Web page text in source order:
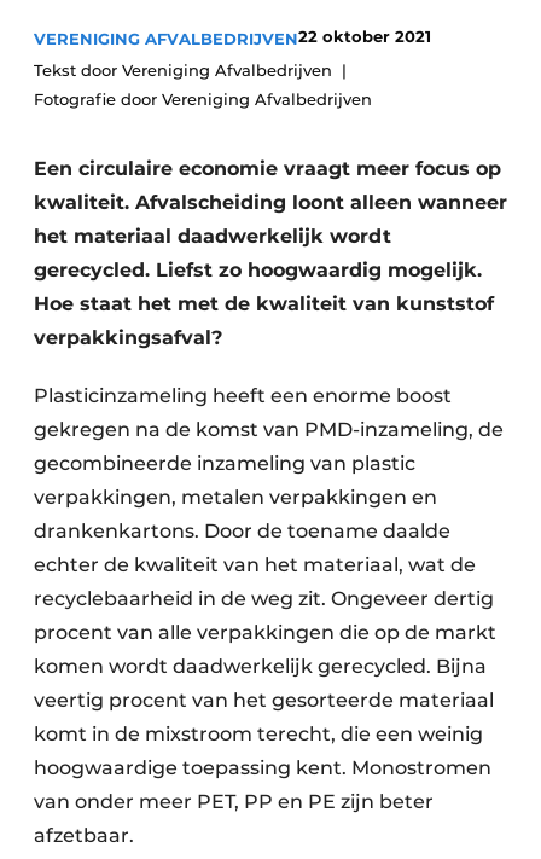
Vacature aanmelden
Vacatures
Detectieapparatuur
Persen
Stofbeheersing
Uitrustingsstukken
Shredders
Transportbanden
Zeven & Brekers
Bouw & Sloopafval
Elektronisch Afval
Glasrecyclage
VERENIGING AFVALBEDRIJVEN22 oktober 2021
Tekst door Vereniging Afvalbedrijven
Fotografie door Vereniging Afvalbedrijven
Een circulaire economie vraagt meer focus op
kwaliteit. Afvalscheiding loont alleen wanneer
het materiaal daadwerkelijk wordt
gerecycled. Liefst zo hoogwaardig mogelijk.
Hoe staat het met de kwaliteit van kunststof
verpakkingsafval?
Plasticinzameling heeft een enorme boost
gekregen na de komst van PMD-inzameling, de
gecombineerde inzameling van plastic
verpakkingen, metalen verpakkingen en
drankenkartons. Door de toename daalde
echter de kwaliteit van het materiaal, wat de
recyclebaarheid in de weg zit. Ongeveer dertig
procent van alle verpakkingen die op de markt
komen wordt daadwerkelijk gerecycled. Bijna
veertig procent van het gesorteerde materiaal
komt in de mixstroom terecht, die een weinig
hoogwaardige toepassing kent. Monostromen
van onder meer PET, PP en PE zijn beter
afzetbaar.